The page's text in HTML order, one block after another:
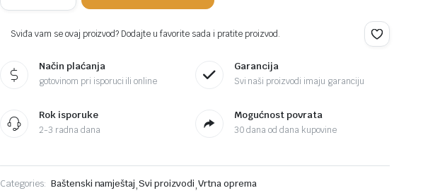
antracit
komada
Sviđa vam se ovaj proizvod? Dodajte u favorite sada i pratite proizvod.
Način plaćanja
gotovinom pri isporuci ili online
Garancija
Svi naši proizvodi imaju garanciju
Rok isporuke
2-3 radna dana
Mogućnost povrata
30 dana od dana kupovine
Categories: Baštenski namještaj,Svi proizvodi,Vrtna oprema